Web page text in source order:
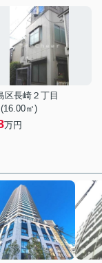
区長崎２丁目
㎡)
万円